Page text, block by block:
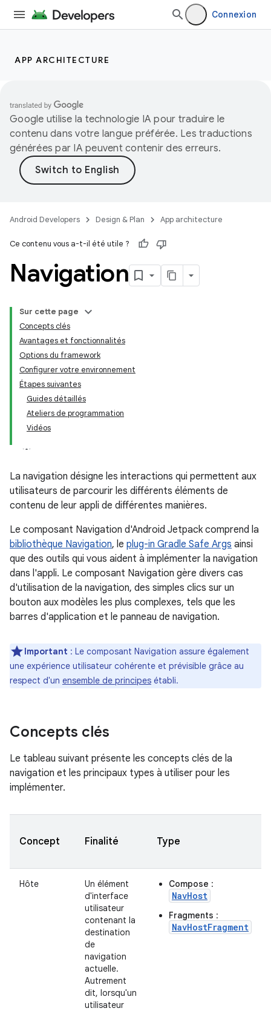
Connexion
APP ARCHITECTURE
Google utilise la technologie IA pour traduire le
contenu dans votre langue préférée. Les traductions
générées par IA peuvent contenir des erreurs.
Android Developers Design & Plan App architecture
Ce contenu vous a-t-il été utile ?
Navigation
Sur cette page
Concepts clés
Avantages et fonctionnalités
Options du framework
Configurer votre environnement
Étapes suivantes
Guides détaillés
Ateliers de programmation
Vidéos
La navigation désigne les interactions qui permettent aux
utilisateurs de parcourir les différents éléments de
contenu de leur appli de différentes manières.
Le composant Navigation d'Android Jetpack comprend la
bibliothèque Navigation, le plug-in Gradle Safe Args ainsi
que des outils qui vous aident à implémenter la navigation
dans l'appli. Le composant Navigation gère divers cas
d'utilisation de la navigation, des simples clics sur un
bouton aux modèles les plus complexes, tels que les
barres d'application et le panneau de navigation.
Important : Le composant Navigation assure également
une expérience utilisateur cohérente et prévisible grâce au
respect d'un ensemble de principes établi.
Concepts clés
Le tableau suivant présente les concepts clés de la
navigation et les principaux types à utiliser pour les
implémenter.
Concept Finalité Type
Hôte
Un élément
d'interface
utilisateur
contenant la
destination
de
navigation
actuelle.
Autrement
dit, lorsqu'un
utilisateur
Compose :
NavHost
Fragments :
NavHostFragment